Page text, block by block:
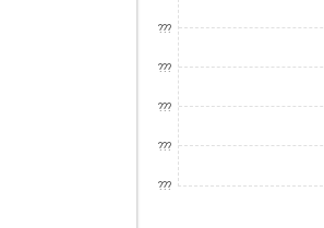
???
???
???
???
???